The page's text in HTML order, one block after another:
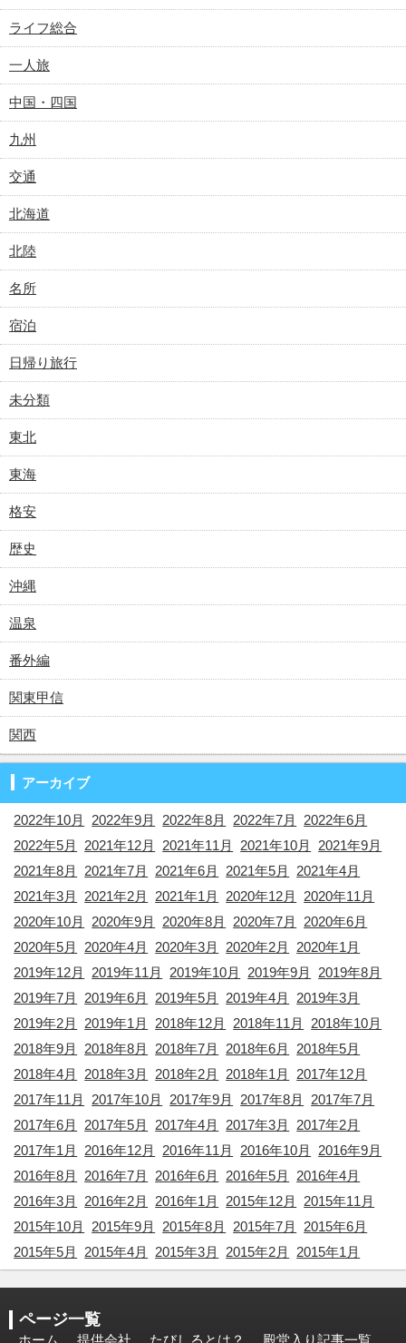
ライフ総合
一人旅
中国・四国
九州
交通
北海道
北陸
名所
宿泊
日帰り旅行
未分類
東北
東海
格安
歴史
沖縄
温泉
番外編
関東甲信
関西
アーカイブ
2022年10月 2022年9月 2022年8月 2022年7月
2022年6月
2022年5月
2021年12月 2021年11月 2021年10月
2021年9月
2021年8月
2021年7月 2021年6月 2021年5月
2021年4月
2021年3月
2021年2月 2021年1月 2020年12月
2020年11月
2020年10月
2020年9月 2020年8月 2020年7月
2020年6月
2020年5月
2020年4月 2020年3月 2020年2月
2020年1月
2019年12月
2019年11月 2019年10月 2019年9月
2019年8月
2019年7月
2019年6月 2019年5月 2019年4月
2019年3月
2019年2月
2019年1月 2018年12月 2018年11月
2018年10月
2018年9月
2018年8月 2018年7月 2018年6月
2018年5月
2018年4月
2018年3月 2018年2月 2018年1月
2017年12月
2017年11月
2017年10月 2017年9月 2017年8月
2017年7月
2017年6月
2017年5月 2017年4月 2017年3月
2017年2月
2017年1月
2016年12月 2016年11月 2016年10月
2016年9月
2016年8月
2016年7月 2016年6月 2016年5月
2016年4月
2016年3月
2016年2月 2016年1月 2015年12月
2015年11月
2015年10月
2015年9月 2015年8月 2015年7月
2015年6月
2015年5月
2015年4月 2015年3月 2015年2月 2015年1月
ページ一覧
ホーム 提供会社 たびしるとは？ 殿堂入り記事一覧